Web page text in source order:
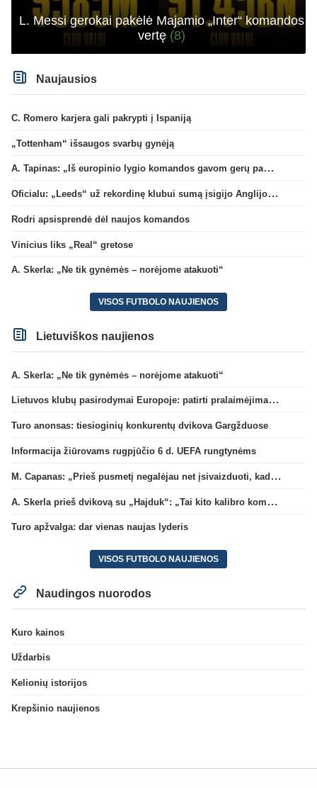
L. Messi gerokai pakėlė Majamio „Inter“ komandos
vertę (8)
Naujausios
C. Romero karjera gali pakrypti į Ispaniją
„Tottenham“ išsaugos svarbų gynėją
A. Tapinas: „Iš europinio lygio komandos gavom gerų pamokų“
Oficialu: „Leeds“ už rekordinę klubui sumą įsigijo Anglijos rinktinės vartininką
Rodri apsisprendė dėl naujos komandos
Vinicius liks „Real“ gretose
A. Skerla: „Ne tik gynėmės – norėjome atakuoti“
VISOS FUTBOLO NAUJIENOS
Lietuviškos naujienos
A. Skerla: „Ne tik gynėmės – norėjome atakuoti“
Lietuvos klubų pasirodymai Europoje: patirti pralaimėjimai Kroatijos atstovams
Turo anonsas: tiesioginių konkurentų dvikova Gargžduose
Informacija žiūrovams rugpjūčio 6 d. UEFA rungtynėms
M. Capanas: „Prieš pusmetį negalėjau net įsivaizduoti, kad žaisime prieš „Hajduk“
A. Skerla prieš dvikovą su „Hajduk“: „Tai kito kalibro komanda“
Turo apžvalga: dar vienas naujas lyderis
VISOS FUTBOLO NAUJIENOS
Naudingos nuorodos
Kuro kainos
Uždarbis
Kelionių istorijos
Krepšinio naujienos